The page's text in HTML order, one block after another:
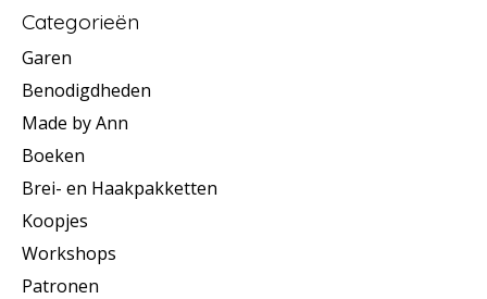
Categorieën
Garen
Benodigdheden
Made by Ann
Boeken
Brei- en Haakpakketten
Koopjes
Workshops
Patronen